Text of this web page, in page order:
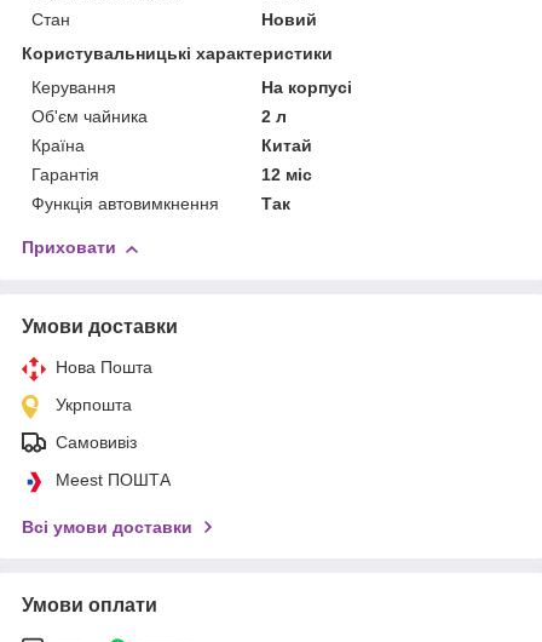
Стан
Новий
Користувальницькі характеристики
Керування
На корпусі
Об'єм чайника
2 л
Країна
Китай
Гарантія
12 міс
Функція автовимкнення
Так
Приховати
Умови доставки
Нова Пошта
Укрпошта
Самовивіз
Meest ПОШТА
Всі умови доставки
Умови оплати